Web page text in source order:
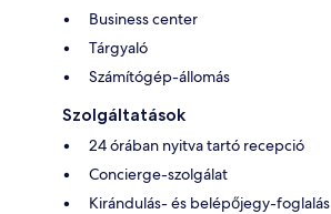
Business center
Tárgyaló
Számítógép-állomás
Szolgáltatások
24 órában nyitva tartó recepció
Concierge-szolgálat
Kirándulás- és belépőjegy-foglalás